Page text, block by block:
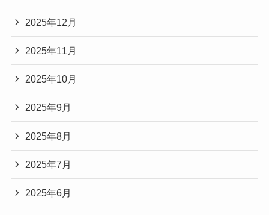
2025年12月
2025年11月
2025年10月
2025年9月
2025年8月
2025年7月
2025年6月